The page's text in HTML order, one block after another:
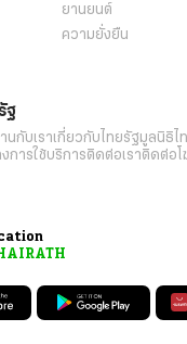
ยานยนต์
ความยั่งยืน
ฐ
านกับเราเกี่ยวกับไทยรัฐมูลนิธิไ
การใช้บริการติดต่อเราติดต่อ